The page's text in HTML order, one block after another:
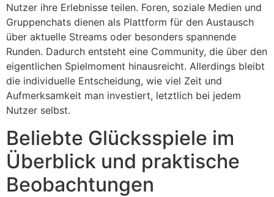
Nutzer ihre Erlebnisse teilen. Foren, soziale Medien und
Gruppenchats dienen als Plattform für den Austausch
über aktuelle Streams oder besonders spannende
Runden. Dadurch entsteht eine Community, die über den
eigentlichen Spielmoment hinausreicht. Allerdings bleibt
die individuelle Entscheidung, wie viel Zeit und
Aufmerksamkeit man investiert, letztlich bei jedem
Nutzer selbst.
Beliebte Glücksspiele im
Überblick und praktische
Beobachtungen